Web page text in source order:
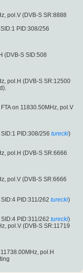
pol.V (DVB-S SR:8888
PID:308/256
(DVB-S SID:508
pol.H (DVB-S SR:12500
on 11830.50MHz, pol.V
PID:308/256 turecki)
pol.H (DVB-S SR:6666
pol.V (DVB-S SR:6666
PID:311/262 turecki)
PID:311/262 turecki)
pol.V (DVB-S SR:11719
pol.H